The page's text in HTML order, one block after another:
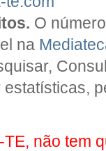
O
na
não tem